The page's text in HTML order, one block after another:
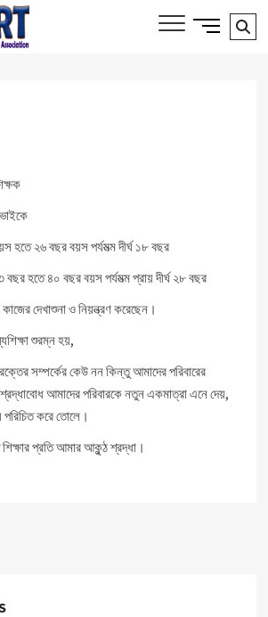
MIGRATION, ENVIRONMENT AND
Side
Menu
হতে ২৬ বছর বয়স পর্যমত্ম দীর্ঘ ১৮ বছর
হতে ৪০ বছর বয়স পর্যমত্ম প্রায় দীর্ঘ ২৮ বছর
দেখাশুনা ও নিয়ন্ত্রণ করেছেন।
শুরম্ন হয়,
সম্পর্কের কেউ নন কিন্তু আমাদের পরিবারের
আমাদের পরিবারকে নতুন একমাত্রা এনে দেয়,
করে তোলে।
প্রতি আমার আকুন্ঠ শ্রদ্ধা।